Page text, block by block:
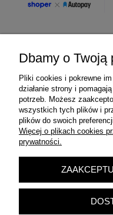
Dbamy o Twoją
Pliki cookies i pokrewne
działanie strony i
potrzeb. Możesz
wszystkich tych plików i
plików do swoich
Więcej o plikach cookies
prywatności.